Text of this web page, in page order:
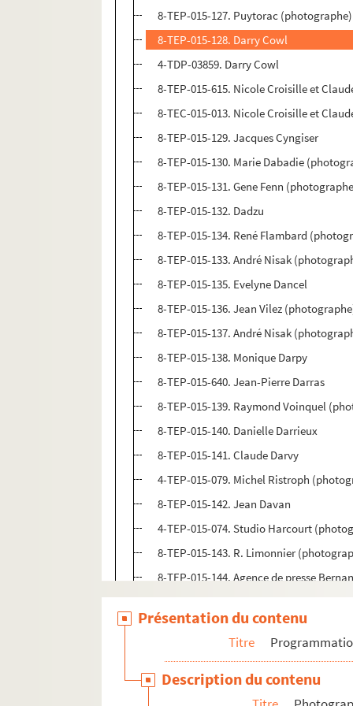
8-TEP-015-127. Puytorac
8-TEP-015-128. Darry Cowl
4-TDP-03859. Darry Cowl
8-TEP-015-615. Nicole Croisille et
8-TEC-015-013. Nicole Croisille et
8-TEP-015-129. Jacques Cyngiser
8-TEP-015-130. Marie Dabadie
8-TEP-015-131. Gene Fenn
8-TEP-015-132. Dadzu
8-TEP-015-134. René Flambard
8-TEP-015-133. André Nisak
8-TEP-015-135. Evelyne Dancel
8-TEP-015-136. Jean Vilez
8-TEP-015-137. André Nisak
8-TEP-015-138. Monique Darpy
8-TEP-015-640. Jean-Pierre Darras
8-TEP-015-139. Raymond Voinquel
8-TEP-015-140. Danielle Darrieux
8-TEP-015-141. Claude Darvy
4-TEP-015-079. Michel Ristroph
8-TEP-015-142. Jean Davan
4-TEP-015-074. Studio Harcourt
8-TEP-015-143. R. Limonnier
8-TEP-015-144. Agence de presse
8-TEP-015-145. Micheline Dax
8-TEP-015-146. Melle Debroche
8-TEP-015-147. Birgit (photographe).
8-TEP-015-148. Hubert Degex
8-TEP-015-149. Daniel Lejeune
Présentation du contenu
Titre
Description du contenu